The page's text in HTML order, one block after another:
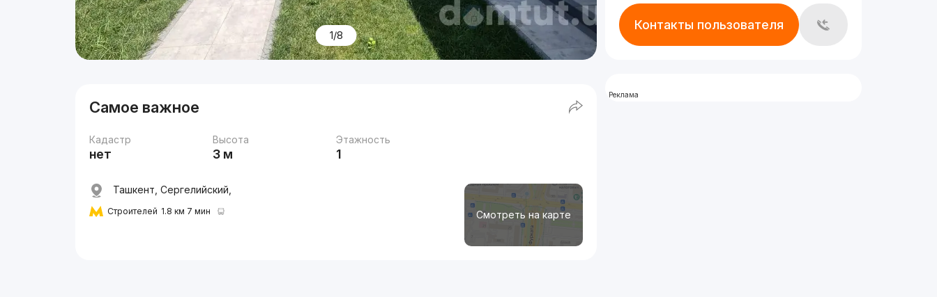
1/8
Самое важное
Кадастр
нет
Высота
3 м
Этажность
1
Смотреть на карте
Ташкент, Сергелийский,
Строителей 1.8 км 7 мин
Контакты пользователя
Реклама